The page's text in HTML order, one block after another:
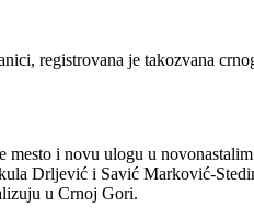
registrovana je takozvana
i novu ulogu u
Drljević i Savić Marković-
u Crnoj Gori.